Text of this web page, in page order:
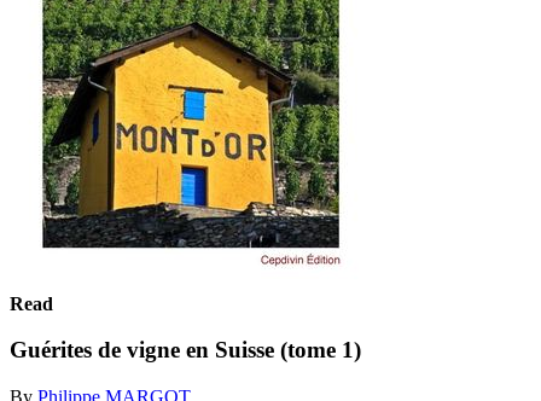
Read
Guérites de vigne en Suisse (tome 1)
By Philippe MARGOT